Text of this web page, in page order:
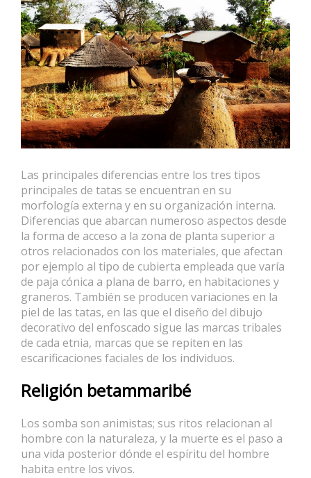
Las principales diferencias entre los tres tipos
principales de tatas se encuentran en su
morfología externa y en su organización interna.
Diferencias que abarcan numeroso aspectos desde
la forma de acceso a la zona de planta superior a
otros relacionados con los materiales, que afectan
por ejemplo al tipo de cubierta empleada que varía
de paja cónica a plana de barro, en habitaciones y
graneros. También se producen variaciones en la
piel de las tatas, en las que el diseño del dibujo
decorativo del enfoscado sigue las marcas tribales
de cada etnia, marcas que se repiten en las
escarificaciones faciales de los individuos.
Religión betammaribé
Los somba son animistas; sus ritos relacionan al
hombre con la naturaleza, y la muerte es el paso a
una vida posterior dónde el espíritu del hombre
habita entre los vivos.